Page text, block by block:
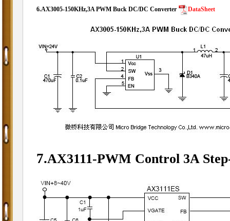
6.AX3005-150KHz,3A PWM Buck DC/DC Converter DataSheet
7.AX3111-PWM Control 3A